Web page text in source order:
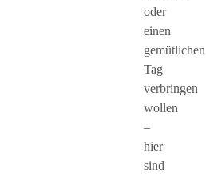
oder
einen
gemütlichen
Tag
verbringen
wollen
–
hier
sind